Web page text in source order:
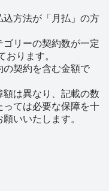
方法が「月払」の方
リーの契約数が一定
おります。
の契約を含む金額で
は異なり、記載の数
ては必要な保障を十
いいたします。